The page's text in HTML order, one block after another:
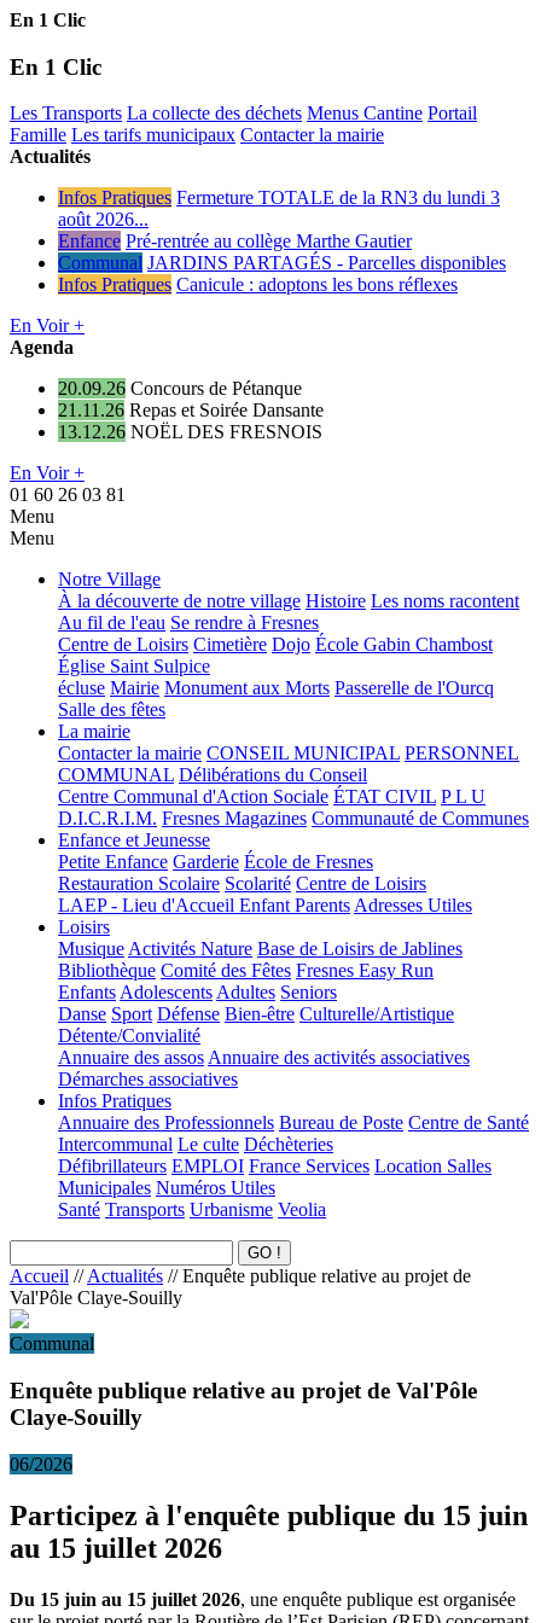
En 1 Clic
En 1 Clic
Les Transports La collecte des déchets Menus Cantine Portail
Famille Les tarifs municipaux Contacter la mairie
Actualités
Infos Pratiques Fermeture TOTALE de la RN3 du lundi 3
août 2026...
Enfance Pré-rentrée au collège Marthe Gautier
Communal JARDINS PARTAGÉS - Parcelles disponibles
Infos Pratiques Canicule : adoptons les bons réflexes
En Voir +
Agenda
20.09.26 Concours de Pétanque
21.11.26 Repas et Soirée Dansante
13.12.26 NOËL DES FRESNOIS
En Voir +
01 60 26 03 81
Menu
Menu
Notre Village
À la découverte de notre village Histoire Les noms racontent
Au fil de l'eau Se rendre à Fresnes
Centre de Loisirs Cimetière Dojo École Gabin Chambost
Église Saint Sulpice
écluse Mairie Monument aux Morts Passerelle de l'Ourcq
Salle des fêtes
La mairie
Contacter la mairie CONSEIL MUNICIPAL PERSONNEL
COMMUNAL Délibérations du Conseil
Centre Communal d'Action Sociale ÉTAT CIVIL P L U
D.I.C.R.I.M. Fresnes Magazines Communauté de Communes
Enfance et Jeunesse
Petite Enfance Garderie École de Fresnes
Restauration Scolaire Scolarité Centre de Loisirs
LAEP - Lieu d'Accueil Enfant ParentsAdresses Utiles
Loisirs
MusiqueActivités Nature Base de Loisirs de Jablines
Bibliothèque Comité des Fêtes Fresnes Easy Run
EnfantsAdolescentsAdultes Seniors
Danse Sport Défense Bien-être Culturelle/Artistique
Détente/Convialité
Annuaire des assosAnnuaire des activités associatives
Démarches associatives
Infos Pratiques
Annuaire des Professionnels Bureau de Poste Centre de Santé
Intercommunal Le culte Déchèteries
Défibrillateurs EMPLOI France Services Location Salles
Municipales Numéros Utiles
Santé Transports Urbanisme Veolia
Accueil //Actualités // Enquête publique relative au projet de
Val'Pôle Claye-Souilly
Communal
Enquête publique relative au projet de Val'Pôle
Claye-Souilly
06/2026
Participez à l'enquête publique du 15 juin
au 15 juillet 2026
Du 15 juin au 15 juillet 2026, une enquête publique est organisée